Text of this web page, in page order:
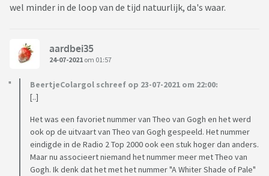
wel minder in de loop van de tijd natuurlijk, da's waar.
aardbei35
24-07-2021 om 01:57
BeertjeColargol schreef op 23-07-2021 om 22:00:
[..]
Het was een favoriet nummer van Theo van Gogh en het werd
ook op de uitvaart van Theo van Gogh gespeeld. Het nummer
eindigde in de Radio 2 Top 2000 ook een stuk hoger dan anders.
Maar nu associeert niemand het nummer meer met Theo van
Gogh. Ik denk dat het met het nummer "A Whiter Shade of Pale"